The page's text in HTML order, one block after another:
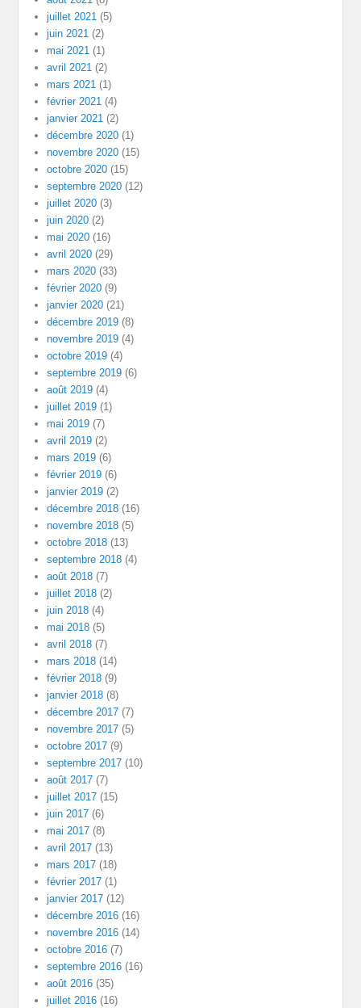
juillet 2021 (5)
juin 2021 (2)
mai 2021 (1)
avril 2021 (2)
mars 2021 (1)
février 2021 (4)
janvier 2021 (2)
décembre 2020 (1)
novembre 2020 (15)
octobre 2020 (15)
septembre 2020 (12)
juillet 2020 (3)
juin 2020 (2)
mai 2020 (16)
avril 2020 (29)
mars 2020 (33)
février 2020 (9)
janvier 2020 (21)
décembre 2019 (8)
novembre 2019 (4)
octobre 2019 (4)
septembre 2019 (6)
août 2019 (4)
juillet 2019 (1)
mai 2019 (7)
avril 2019 (2)
mars 2019 (6)
février 2019 (6)
janvier 2019 (2)
décembre 2018 (16)
novembre 2018 (5)
octobre 2018 (13)
septembre 2018 (4)
août 2018 (7)
juillet 2018 (2)
juin 2018 (4)
mai 2018 (5)
avril 2018 (7)
mars 2018 (14)
février 2018 (9)
janvier 2018 (8)
décembre 2017 (7)
novembre 2017 (5)
octobre 2017 (9)
septembre 2017 (10)
août 2017 (7)
juillet 2017 (15)
juin 2017 (6)
mai 2017 (8)
avril 2017 (13)
mars 2017 (18)
février 2017 (1)
janvier 2017 (12)
décembre 2016 (16)
novembre 2016 (14)
octobre 2016 (7)
septembre 2016 (16)
août 2016 (35)
juillet 2016 (16)